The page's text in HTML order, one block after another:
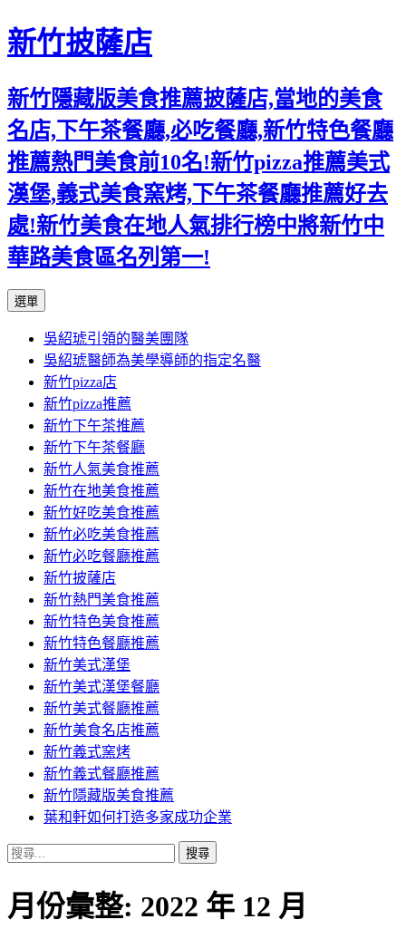
新竹披薩店
新竹隱藏版美食推薦披薩店,當地的美食
名店,下午茶餐廳,必吃餐廳,新竹特色餐廳
推薦熱門美食前10名!新竹pizza推薦美式
漢堡,義式美食窯烤,下午茶餐廳推薦好去
處!新竹美食在地人氣排行榜中將新竹中
華路美食區名列第一!
選單
主
要
內
容
吳紹琥引領的醫美團隊
吳紹琥醫師為美學導師的指定名醫
新竹pizza店
新竹pizza推薦
新竹下午茶推薦
新竹下午茶餐廳
新竹人氣美食推薦
新竹在地美食推薦
新竹好吃美食推薦
新竹必吃美食推薦
新竹必吃餐廳推薦
新竹披薩店
新竹熱門美食推薦
新竹特色美食推薦
新竹特色餐廳推薦
新竹美式漢堡
新竹美式漢堡餐廳
新竹美式餐廳推薦
新竹美食名店推薦
新竹義式窯烤
新竹義式餐廳推薦
新竹隱藏版美食推薦
葉和軒如何打造多家成功企業
搜
關
鍵
月份彙整: 2022 年 12 月